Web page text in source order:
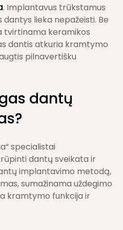
. Implantavus trūkstamus
lieka nepažeisti. Be
tvirtinama keramikos
dantis atkuria kramtymo
pilnavertišku
dantų
specialistai
dantų sveikata ir
implantavimo metodą,
sumažinama uždegimo
kramtymo funkcija ir